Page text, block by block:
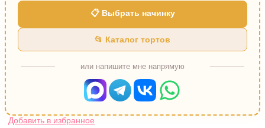
📋 Выбрать начинку
📂 Каталог тортов
или напишите мне напрямую